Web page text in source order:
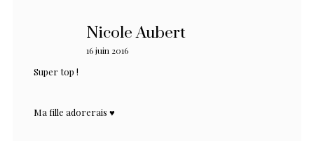
Nicole Aubert
16 juin 2016
Super top !
Ma fille adorerais ♥